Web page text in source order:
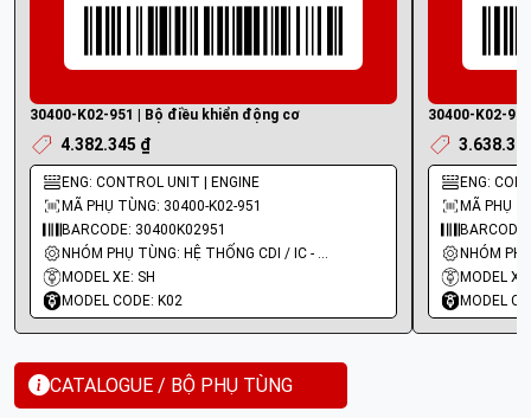
30400-K02-951 | Bộ điều khiển động cơ
4.382.345 ₫
ENG: CONTROL UNIT | ENGINE
MÃ PHỤ TÙNG: 30400-K02-951
BARCODE: 30400K02951
NHÓM PHỤ TÙNG: HỆ THỐNG CDI / IC - MOBIN SƯỜN
MODEL XE: SH
MODEL CODE: K02
30400-K02-
ENG:
MÃ PHỤ
MODEL
MODEL
CATALOGUE / BỘ PHỤ TÙNG